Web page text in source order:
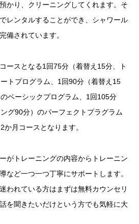
かり、クリーニングしてくれます。そ
レンタルすることができ、シャワール
備されています。
ースとなる1回75分（着替え15分、ト
トプログラム、1回90分（着替え15
ベーシックプログラム、1回105分
グ90分）のパーフェクトプラグラム
月コースとなります。
がトレーニングの内容からトレーニン
など一つ一つ丁寧にサポートします。
われている方はまずは無料カウンセリ
を聞きたいだけという方でも気軽に大